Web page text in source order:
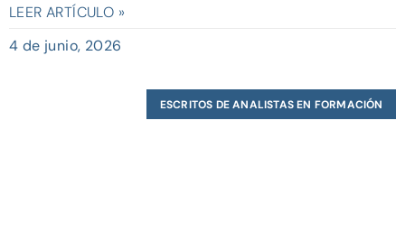
LEER ARTÍCULO »
4 de junio, 2026
ESCRITOS DE ANALISTAS EN FORMACIÓN